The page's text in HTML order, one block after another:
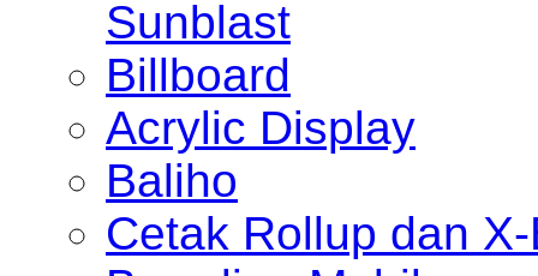
Sunblast
Billboard
Acrylic Display
Baliho
Cetak Rollup dan